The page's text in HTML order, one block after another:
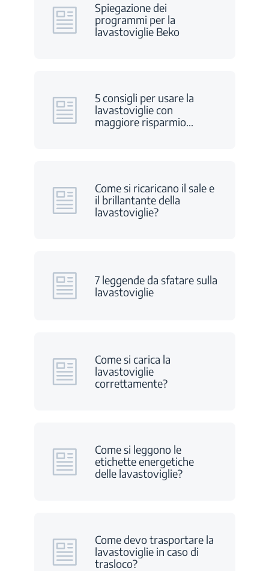
Spiegazione dei
programmi per la
lavastoviglie Beko
5 consigli per usare la
lavastoviglie con
maggiore risparmio…
Come si ricaricano il sale e
il brillantante della
lavastoviglie?
7 leggende da sfatare sulla
lavastoviglie
Come si carica la
lavastoviglie
correttamente?
Come si leggono le
etichette energetiche
delle lavastoviglie?
Come devo trasportare la
lavastoviglie in caso di
trasloco?